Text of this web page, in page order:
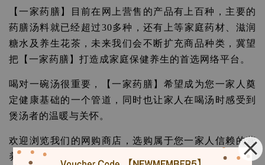
【一家药膳】目前在网上营售的产品有上百种，主要的
药膳汤料就已经超过30多种，还有上等家庭药材、滋润
糖水及养生花茶，未来我们会不断扩充商品种类，冀望
把【一家药膳】打造成家庭保健养生的首选网络平台。
喝对一碗汤很重要，【一家药膳】希望成为您一家人奠
定健康基础的一个管道，同时也让家人在喝汤时感受到
煲汤者的温暖与关怀。
欢迎浏览我们的网购商店，选购属于您一家人信赖的营
养汤包，谢谢你们的支持，我们承诺会做的更好：